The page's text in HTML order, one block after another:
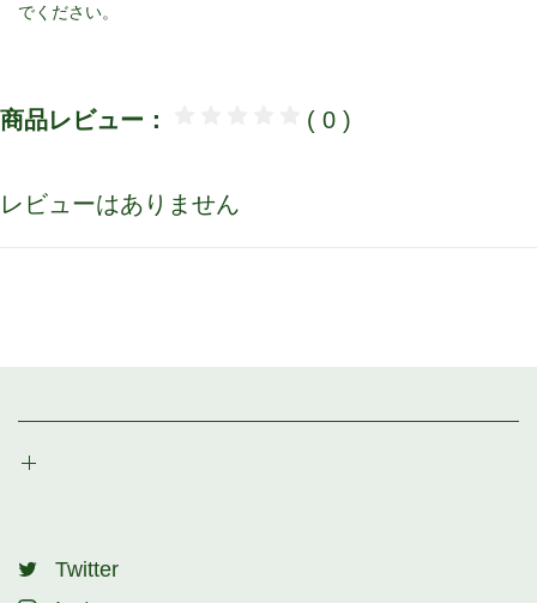
でください。
商品レビュー： ( 0 )
レビューはありません
Twitter